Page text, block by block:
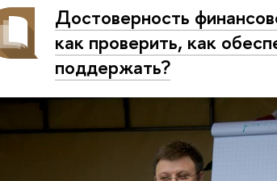
Достоверность
как проверить, как
поддержать?